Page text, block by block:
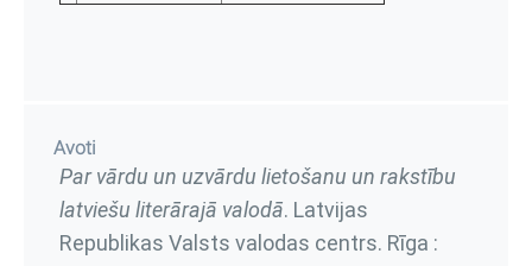
Avoti
Par vārdu un uzvārdu lietošanu un rakstību
latviešu literārajā valodā. Latvijas
Republikas Valsts valodas centrs. Rīga :